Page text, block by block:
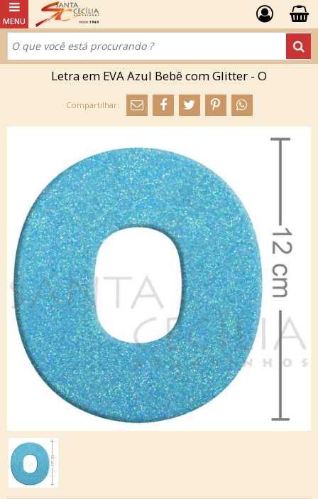
Letra em EVA Azul Bebê com Glitter - O